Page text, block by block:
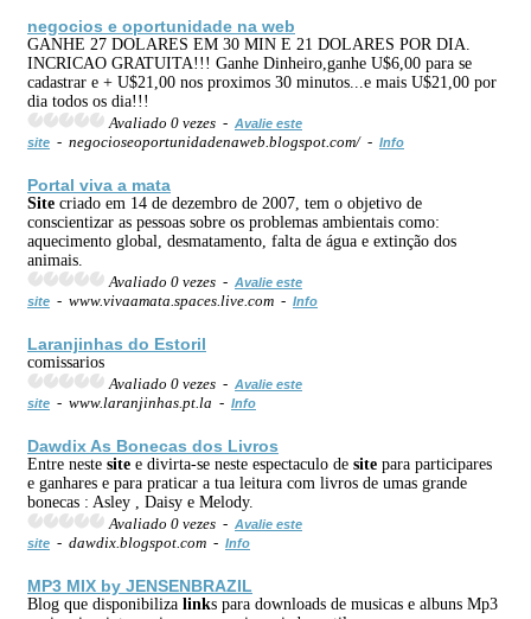
negocios e oportunidade na web
GANHE 27 DOLARES EM 30 MIN E 21 DOLARES POR DIA.
INCRICAO GRATUITA!!! Ganhe Dinheiro,ganhe U$6,00 para se
cadastrar e + U$21,00 nos proximos 30 minutos...e mais U$21,00 por
dia todos os dia!!!
Avaliado 0 vezes - Avalie este
site - negocioseoportunidadenaweb.blogspot.com/ - Info
Portal viva a mata
Site criado em 14 de dezembro de 2007, tem o objetivo de
conscientizar as pessoas sobre os problemas ambientais como:
aquecimento global, desmatamento, falta de água e extinção dos
animais.
Avaliado 0 vezes - Avalie este
site - www.vivaamata.spaces.live.com - Info
Laranjinhas do Estoril
comissarios
Avaliado 0 vezes - Avalie este
site - www.laranjinhas.pt.la - Info
Dawdix As Bonecas dos Livros
Entre neste site e divirta-se neste espectaculo de site para participares
e ganhares e para praticar a tua leitura com livros de umas grande
bonecas : Asley , Daisy e Melody.
Avaliado 0 vezes - Avalie este
site - dawdix.blogspot.com - Info
MP3 MIX by JENSENBRAZIL
Blog que disponibiliza links para downloads de musicas e albuns Mp3